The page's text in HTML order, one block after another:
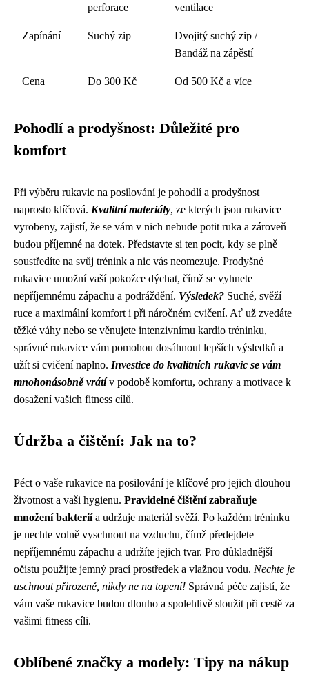
perforace
ventilace
Zapínání Suchý zip
Dvojitý suchý zip /
Bandáž na zápěstí
Cena Do 300 Kč Od 500 Kč a více
Pohodlí a prodyšnost: Důležité pro
komfort
Při výběru rukavic na posilování je pohodlí a prodyšnost
naprosto klíčová. Kvalitní materiály, ze kterých jsou rukavice
vyrobeny, zajistí, že se vám v nich nebude potit ruka a zároveň
budou příjemné na dotek. Představte si ten pocit, kdy se plně
soustředíte na svůj trénink a nic vás neomezuje. Prodyšné
rukavice umožní vaší pokožce dýchat, čímž se vyhnete
nepříjemnému zápachu a podráždění. Výsledek? Suché, svěží
ruce a maximální komfort i při náročném cvičení. Ať už zvedáte
těžké váhy nebo se věnujete intenzivnímu kardio tréninku,
správné rukavice vám pomohou dosáhnout lepších výsledků a
užít si cvičení naplno. Investice do kvalitních rukavic se vám
mnohonásobně vrátív podobě komfortu, ochrany a motivace k
dosažení vašich fitness cílů.
Údržba a čištění: Jak na to?
Péct o vaše rukavice na posilování je klíčové pro jejich dlouhou
životnost a vaši hygienu. Pravidelné čištění zabraňuje
množení bakteriía udržuje materiál svěží. Po každém tréninku
je nechte volně vyschnout na vzduchu, čímž předejdete
nepříjemnému zápachu a udržíte jejich tvar. Pro důkladnější
očistu použijte jemný prací prostředek a vlažnou vodu. Nechte je
uschnout přirozeně, nikdy ne na topení! Správná péče zajistí, že
vám vaše rukavice budou dlouho a spolehlivě sloužit při cestě za
vašimi fitness cíli.
Oblíbené značky a modely: Tipy na nákup